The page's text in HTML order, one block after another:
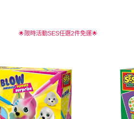
🌟限時活動SES任選2件免運🌟